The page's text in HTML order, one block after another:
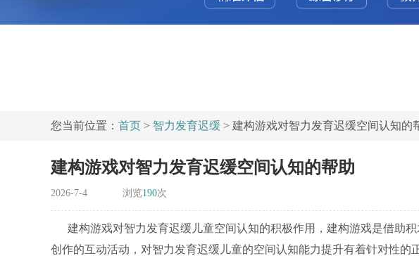
您当前位置： 首页 > 智力发育迟缓 > 建构游戏对智力发育迟缓空间认知的
建构游戏对智力发育迟缓空间认知的帮助
2026-7-4 浏览190次
建构游戏对智力发育迟缓儿童空间认知的积极作用，建构游戏是借助
创作的互动活动，对智力发育迟缓儿童的空间认知能力提升有着针对性的